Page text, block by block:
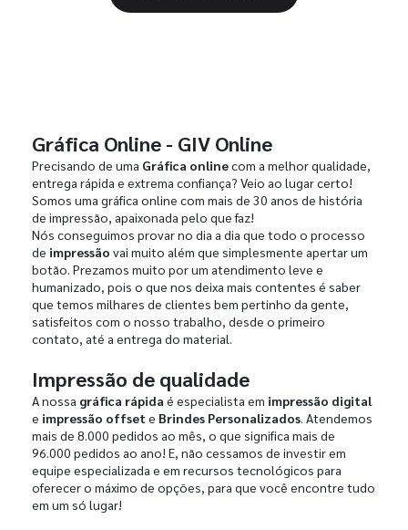
Gráfica Online - GIV Online
Precisando de uma Gráfica onlinecom a melhor qualidade,
entrega rápida e extrema confiança? Veio ao lugar certo!
Somos uma gráfica online com mais de 30 anos de história
de impressão, apaixonada pelo que faz!
Nós conseguimos provar no dia a dia que todo o processo
de impressão vai muito além que simplesmente apertar um
botão. Prezamos muito por um atendimento leve e
humanizado, pois o que nos deixa mais contentes é saber
que temos milhares de clientes bem pertinho da gente,
satisfeitos com o nosso trabalho, desde o primeiro
contato, até a entrega do material.
Impressão de qualidade
A nossa gráfica rápida é especialista em impressão digital
e impressão offset e Brindes Personalizados. Atendemos
mais de 8.000 pedidos ao mês, o que significa mais de
96.000 pedidos ao ano! E, não cessamos de investir em
equipe especializada e em recursos tecnológicos para
oferecer o máximo de opções, para que você encontre tudo
em um só lugar!